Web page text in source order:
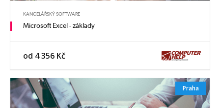
KANCELÁŘSKÝ SOFTWARE
Microsoft Excel - základy
od 4 356 Kč
Praha